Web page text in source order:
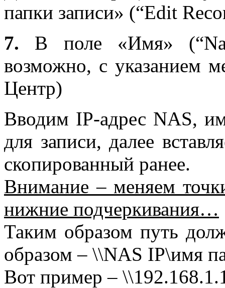
папки записи» (“Edit
7. В поле «Имя» (“
возможно, с указанием
Центр)
Вводим IP-адрес NAS,
для записи, далее
скопированный ранее.
Внимание – меняем
нижние подчеркивания…
Таким образом путь
образом – \\NAS IP\имя
Вот пример –